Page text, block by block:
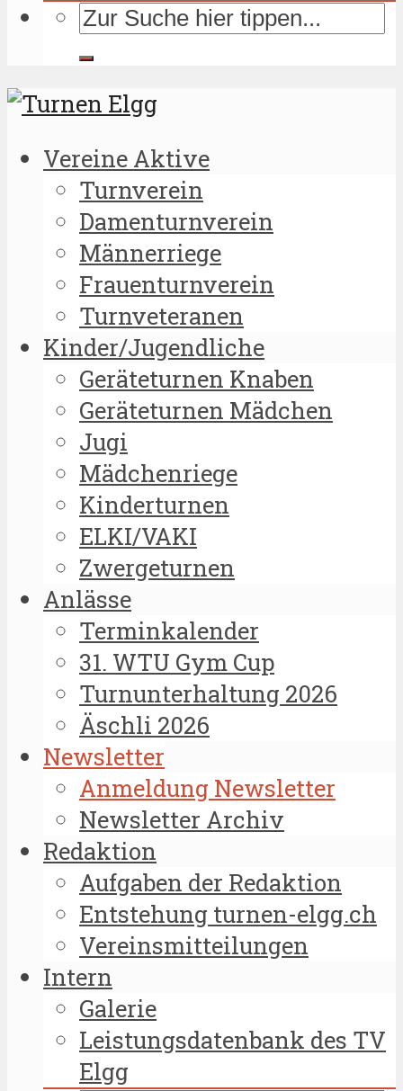
Vereine Aktive
Turnverein
Damenturnverein
Männerriege
Frauenturnverein
Turnveteranen
Kinder/Jugendliche
Geräteturnen Knaben
Geräteturnen Mädchen
Jugi
Mädchenriege
Kinderturnen
ELKI/VAKI
Zwergeturnen
Anlässe
Terminkalender
31. WTU Gym Cup
Turnunterhaltung 2026
Äschli 2026
Newsletter
Anmeldung Newsletter
Newsletter Archiv
Redaktion
Aufgaben der Redaktion
Entstehung turnen-elgg.ch
Vereinsmitteilungen
Intern
Galerie
Leistungsdatenbank des TV
Elgg